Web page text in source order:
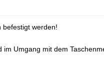
befestigt werden!
Umgang mit dem